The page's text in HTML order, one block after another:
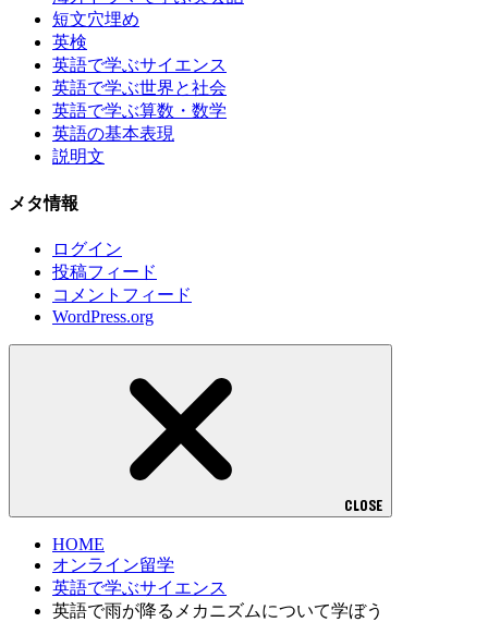
短文穴埋め
英検
英語で学ぶサイエンス
英語で学ぶ世界と社会
英語で学ぶ算数・数学
英語の基本表現
説明文
メタ情報
ログイン
投稿フィード
コメントフィード
WordPress.org
CLOSE
HOME
オンライン留学
英語で学ぶサイエンス
英語で雨が降るメカニズムについて学ぼう